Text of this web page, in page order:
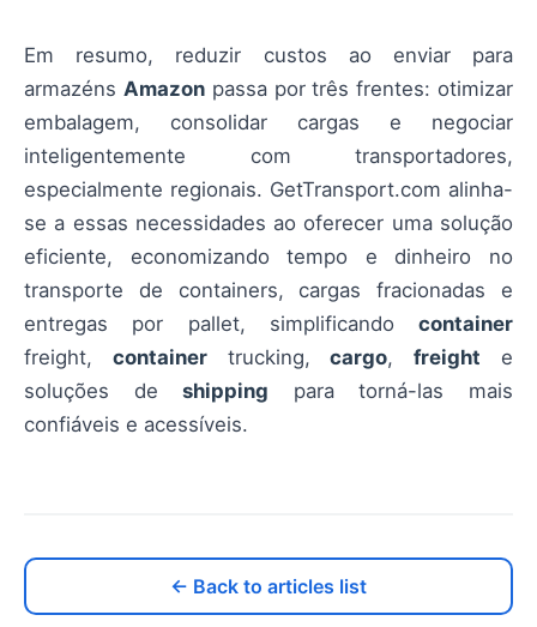
Em resumo, reduzir custos ao enviar para
armazéns Amazonpassa por três frentes: otimizar
embalagem, consolidar cargas e negociar
inteligentemente com transportadores,
especialmente regionais. GetTransport.com alinha-
se a essas necessidades ao oferecer uma solução
eficiente, economizando tempo e dinheiro no
transporte de containers, cargas fracionadas e
entregas por pallet, simplificando container
freight, containertrucking,cargo,freight e
soluções deshipping para torná-las mais
confiáveis e acessíveis.
← Back to articles list